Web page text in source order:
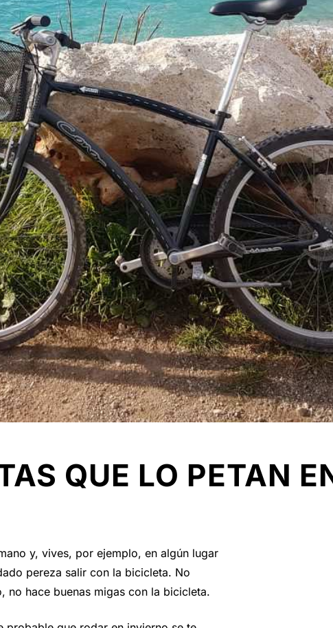
QUE LO PETAN
y, vives, por ejemplo, en algún lugar
pereza salir con la bicicleta. No
no hace buenas migas con la bicicleta.